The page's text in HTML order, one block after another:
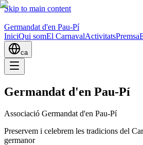
Skip to main content
Germandat d'en Pau-Pí
IniciQui somEl CarnavalActivitatsPremsa
ca
Germandat d'en Pau-Pí
Associació Germandat d'en Pau-Pí
Preservem i celebrem les tradicions del
germanor